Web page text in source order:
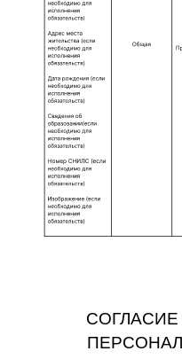
однозначным.
Выражением согласия
персональных данных
заполнение формы
том числе заявки на
использование
Согласие на
персональных
формы обратной
предоставленным в
кнопки,
“Даю согласие на
персональных